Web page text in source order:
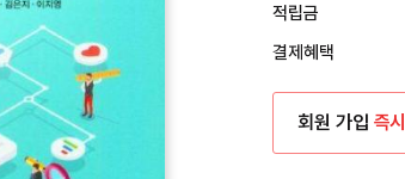
적립금
결제혜택
회원 가입 즉